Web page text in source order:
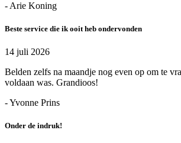
- Arie Koning
Beste service die ik ooit heb ondervonden
14 juli 2026
Belden zelfs na maandje nog even op om te
voldaan was. Grandioos!
- Yvonne Prins
Onder de indruk!